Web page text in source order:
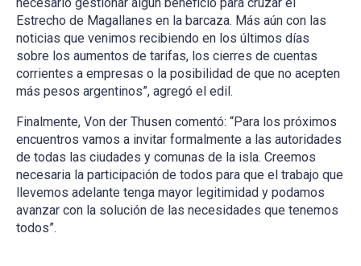
Estrecho de Magallanes en la barcaza. Más aún con las
noticias que venimos recibiendo en los últimos días
sobre los aumentos de tarifas, los cierres de cuentas
corrientes a empresas o la posibilidad de que no acepten
más pesos argentinos”, agregó el edil.
Finalmente, Von der Thusen comentó: “Para los próximos
encuentros vamos a invitar formalmente a las autoridades
de todas las ciudades y comunas de la isla. Creemos
necesaria la participación de todos para que el trabajo que
llevemos adelante tenga mayor legitimidad y podamos
avanzar con la solución de las necesidades que tenemos
todos”.